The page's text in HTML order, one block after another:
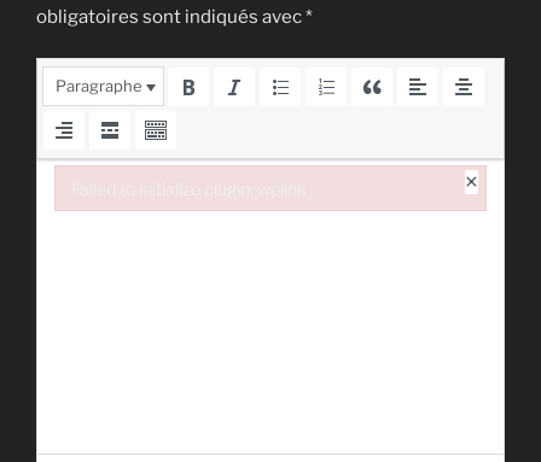
obligatoires sont indiqués avec*
Paragraphe
×
Failed to initialize plugin: wplink